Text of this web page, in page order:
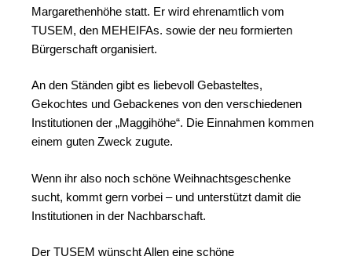
Margarethenhöhe statt. Er wird ehrenamtlich vom
TUSEM, den MEHEIFAs. sowie der neu formierten
Bürgerschaft organisiert.
An den Ständen gibt es liebevoll Gebasteltes,
Gekochtes und Gebackenes von den verschiedenen
Institutionen der „Maggihöhe“. Die Einnahmen kommen
einem guten Zweck zugute.
Wenn ihr also noch schöne Weihnachtsgeschenke
sucht, kommt gern vorbei – und unterstützt damit die
Institutionen in der Nachbarschaft.
Der TUSEM wünscht Allen eine schöne